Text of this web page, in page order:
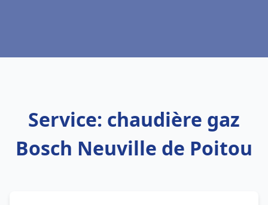
Service: chaudière gaz
Bosch Neuville de Poitou